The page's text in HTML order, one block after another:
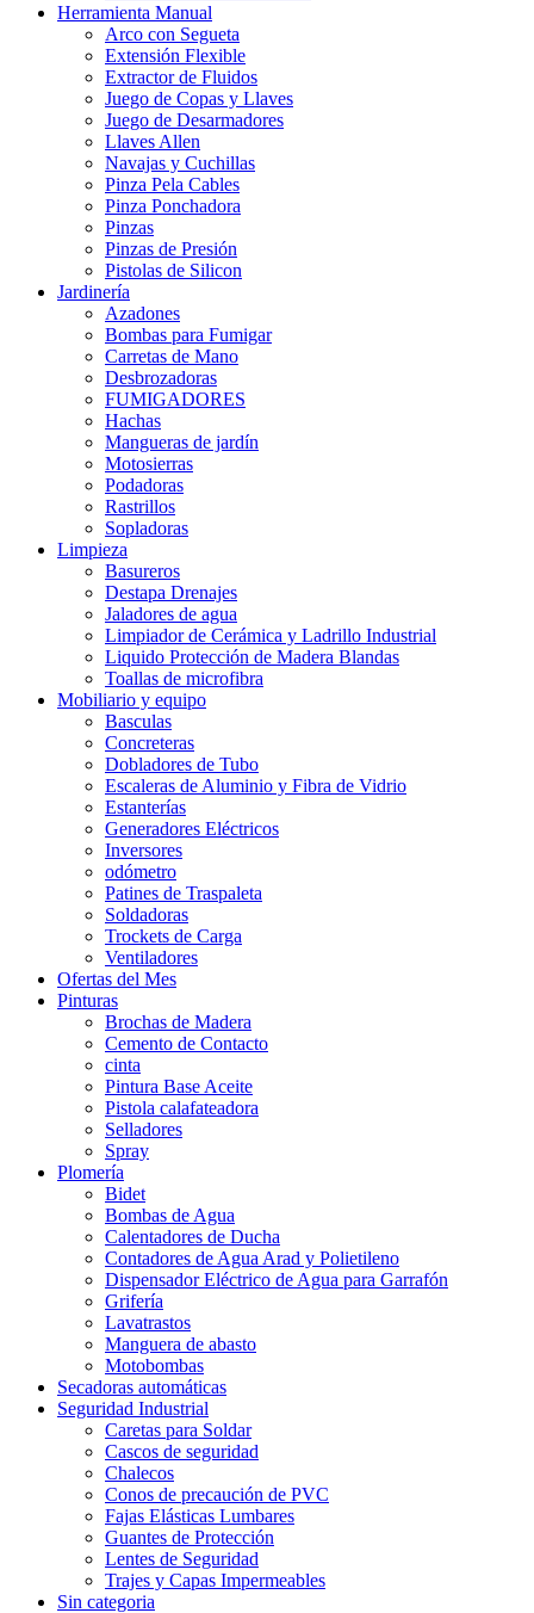
Herramienta Manual
Arco con Segueta
Extensión Flexible
Extractor de Fluidos
Juego de Copas y Llaves
Juego de Desarmadores
Llaves Allen
Navajas y Cuchillas
Pinza Pela Cables
Pinza Ponchadora
Pinzas
Pinzas de Presión
Pistolas de Silicon
Jardinería
Azadones
Bombas para Fumigar
Carretas de Mano
Desbrozadoras
FUMIGADORES
Hachas
Mangueras de jardín
Motosierras
Podadoras
Rastrillos
Sopladoras
Limpieza
Basureros
Destapa Drenajes
Jaladores de agua
Limpiador de Cerámica y Ladrillo Industrial
Liquido Protección de Madera Blandas
Toallas de microfibra
Mobiliario y equipo
Basculas
Concreteras
Dobladores de Tubo
Escaleras de Aluminio y Fibra de Vidrio
Estanterías
Generadores Eléctricos
Inversores
odómetro
Patines de Traspaleta
Soldadoras
Trockets de Carga
Ventiladores
Ofertas del Mes
Pinturas
Brochas de Madera
Cemento de Contacto
cinta
Pintura Base Aceite
Pistola calafateadora
Selladores
Spray
Plomería
Bidet
Bombas de Agua
Calentadores de Ducha
Contadores de Agua Arad y Polietileno
Dispensador Eléctrico de Agua para Garrafón
Grifería
Lavatrastos
Manguera de abasto
Motobombas
Secadoras automáticas
Seguridad Industrial
Caretas para Soldar
Cascos de seguridad
Chalecos
Conos de precaución de PVC
Fajas Elásticas Lumbares
Guantes de Protección
Lentes de Seguridad
Trajes y Capas Impermeables
Sin categoria